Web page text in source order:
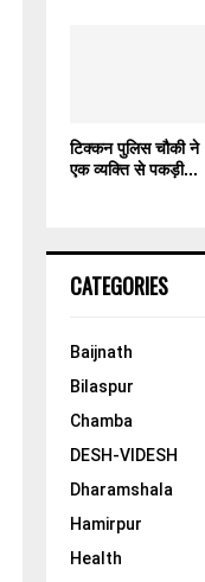
टिक्कन पुलिस चौकी ने
एक व्यक्ति से पकड़ी...
CATEGORIES
Baijnath
Bilaspur
Chamba
DESH-VIDESH
Dharamshala
Hamirpur
Health